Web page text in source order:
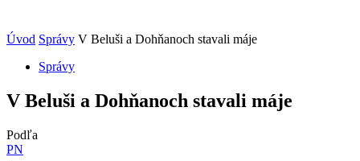
Úvod Správy V Beluši a Dohňanoch stavali máje
Správy
V Beluši a Dohňanoch stavali máje
Podľa
PN